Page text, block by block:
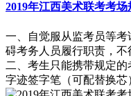
2019年江西美术联考考场
一、自觉服从监考员等
碍考务人员履行职责，不
二、考生只能携带规定
字迹签字笔（可配替换芯